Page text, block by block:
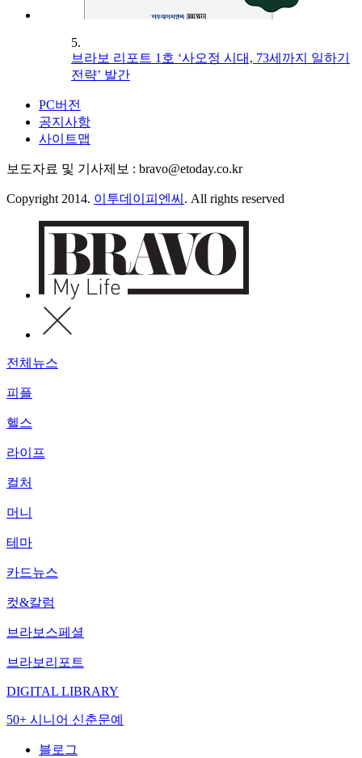
5.
브라보 리포트 1호 ‘사오정 시대, 73세까지 일하기
전략’ 발간
PC버전
공지사항
사이트맵
보도자료 및 기사제보 : bravo@etoday.co.kr
Copyright 2014. 이투데이피엔씨 . All rights reserved
전체뉴스
피플
헬스
라이프
컬처
머니
테마
카드뉴스
컷&칼럼
브라보스페셜
브라보리포트
DIGITAL LIBRARY
50+ 시니어 신춘문예
블로그